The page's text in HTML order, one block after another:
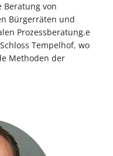
Beratung von
Bürgerräten und
Prozessberatung.e
Tempelhof, wo
Methoden der